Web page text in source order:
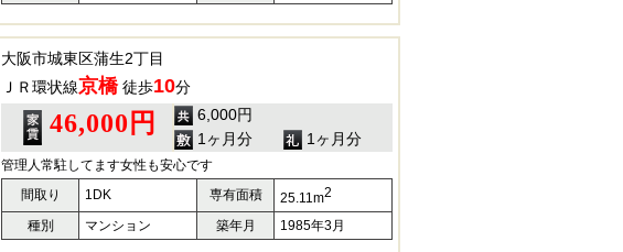
大阪市城東区蒲生2丁目
ＪＲ環状線京橋徒歩10分
46,000円
6,000円
1ヶ月分
1ヶ月分
管理人常駐してます女性も安心です
間取り
1DK 専有面積 25.11m2
種別 マンション 築年月 1985年3月